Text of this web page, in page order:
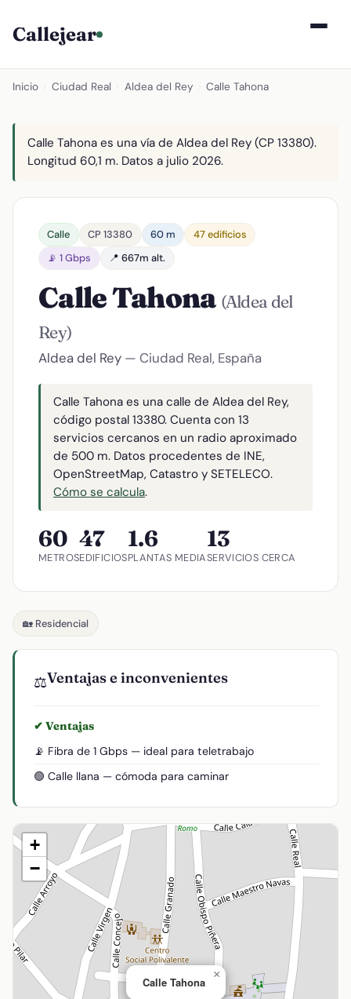
Callejear
Inicio Ciudad Real Aldea del Rey Calle Tahona
Calle Tahona es una vía de Aldea del Rey (CP 13380).
Longitud 60,1 m. Datos a julio 2026.
Calle CP 13380 60 m
47 edificios
📡 1 Gbps
📍 667m alt.
Calle Tahona (Aldea del
Rey)
Aldea del Rey — Ciudad Real, España
Calle Tahona es una calle de Aldea del Rey,
código postal 13380. Cuenta con 13
servicios cercanos en un radio aproximado
de 500 m. Datos procedentes de INE,
OpenStreetMap, Catastro y SETELECO.
Cómo se calcula.
60
METROS
47
EDIFICIOS
1.6
PLANTAS MEDIA
13
SERVICIOS CERCA
🏡 Residencial
⚖️Ventajas e inconvenientes
✔ Ventajas
📡 Fibra de 1 Gbps — ideal para teletrabajo
🟢 Calle llana — cómoda para caminar
Calle Tahona
×
+
−